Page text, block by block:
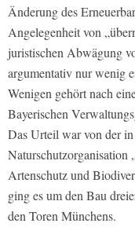
Änderung des
Angelegenheit von
juristischen Abwägung
argumentativ nur wenig
Wenigen gehört nach
Bayerischen
Das Urteil war von der in
Naturschutzorganisation
Artenschutz und
ging es um den Bau
den Toren Münchens.